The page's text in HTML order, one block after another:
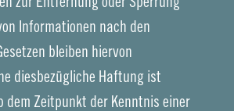
Informationen nach den
bleiben hiervon
diesbezügliche Haftung ist
dem Zeitpunkt der Kenntnis einer